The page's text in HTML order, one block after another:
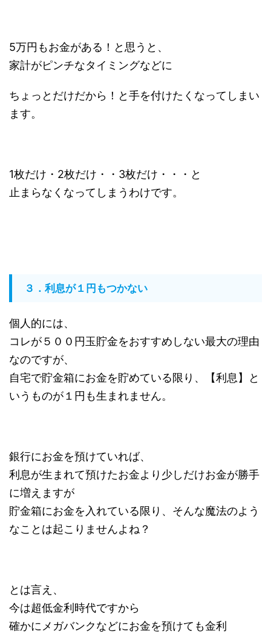
5万円もお金がある！と思うと、
家計がピンチなタイミングなどに
ちょっとだけだから！と手を付けたくなってしまい
ます。
1枚だけ・2枚だけ・・3枚だけ・・・と
止まらなくなってしまうわけです。
３．利息が１円もつかない
個人的には、
コレが５００円玉貯金をおすすめしない最大の理由
なのですが、
自宅で貯金箱にお金を貯めている限り、【利息】と
いうものが１円も生まれません。
銀行にお金を預けていれば、
利息が生まれて預けたお金より少しだけお金が勝手
に増えますが
貯金箱にお金を入れている限り、そんな魔法のよう
なことは起こりませんよね？
とは言え、
今は超低金利時代ですから
確かにメガバンクなどにお金を預けても金利